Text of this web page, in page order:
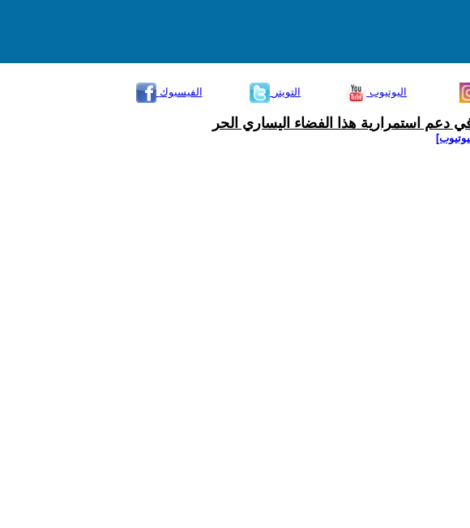
الفيسبوك
التويتر اليوتيوب
دعم استمرارية هذا الفضاء اليساري الحر